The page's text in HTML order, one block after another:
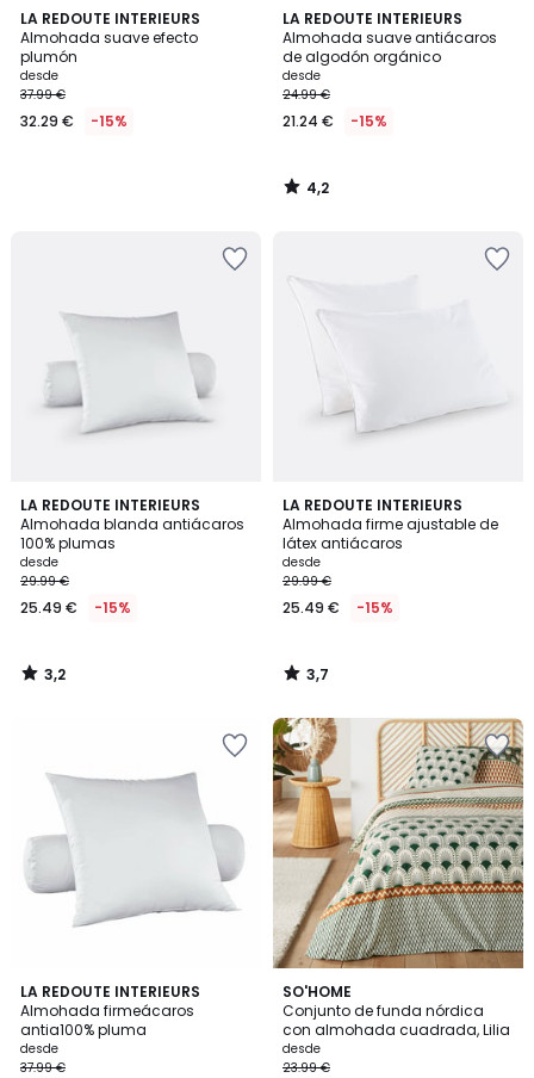
LA REDOUTE INTERIEURS
Almohada suave efecto
plumón
desde
37.99 €
32.29 € -15%
LA REDOUTE INTERIEURS
Almohada suave antiácaros
de algodón orgánico
desde
24.99 €
21.24 € -15%
4,2
/ 5
4,2
/
LA REDOUTE INTERIEURS
Almohada blanda antiácaros
100% plumas
desde
29.99 €
25.49 € -15%
3,2
/ 5
3,2
/
LA REDOUTE INTERIEURS
Almohada firme ajustable de
látex antiácaros
desde
29.99 €
25.49 € -15%
3,7
/ 5
3,7
/
LA REDOUTE INTERIEURS
Almohada firmeácaros
antia100% pluma
desde
37.99 €
4,2
/ 5
SO'HOME
Conjunto de funda nórdica
con almohada cuadrada, Lilia
desde
23.99 €
4,6
/ 5